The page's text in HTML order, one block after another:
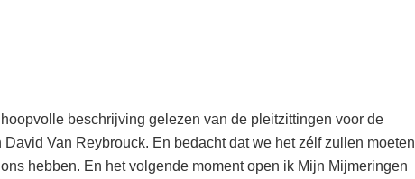
beschrijving gelezen van de pleitzittingen voor de
Van Reybrouck. En bedacht dat we het zélf zullen moeten
hebben. En het volgende moment open ik Mijn Mijmeringen